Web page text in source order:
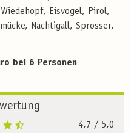
Eisvogel, Pirol,
Nachtigall, Sprosser,
bei 6 Personen
4,7 / 5,0